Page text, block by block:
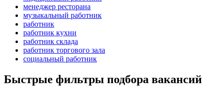
менеджер ресторана
музыкальный работник
работник
работник кухни
работник склада
работник торгового зала
социальный работник
Быстрые фильтры подбора вакансий